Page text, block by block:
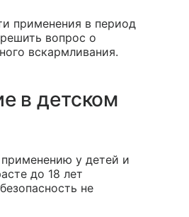
применения в период
вопрос о
вскармливания.
в детском
у детей и
до 18 лет
не